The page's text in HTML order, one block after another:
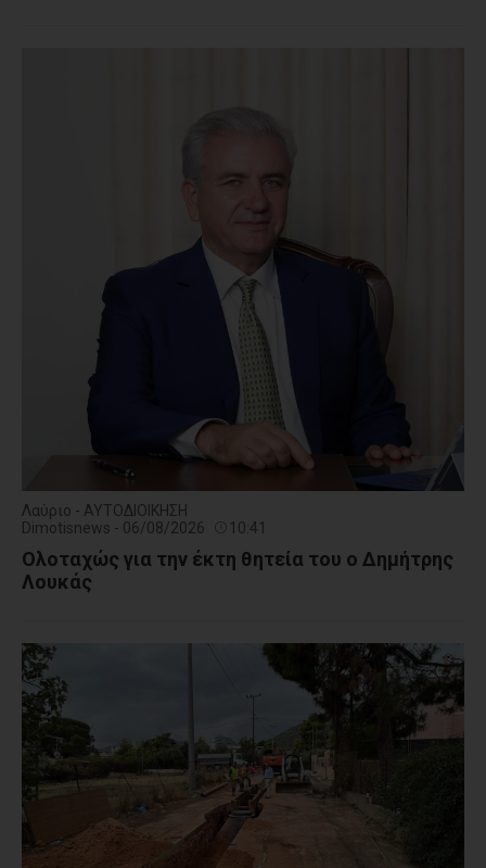
Λαύριο - ΑΥΤΟΔΙΟΙΚΗΣΗ
Dimotisnews - 06/08/2026
10:41
Ολοταχώς για την έκτη θητεία του ο Δημήτρης
Λουκάς